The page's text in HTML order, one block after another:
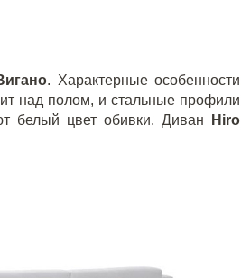
. Характерные особенности
над полом, и стальные профили
белый цвет обивки. Диван
Hiro